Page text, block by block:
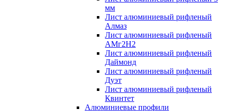
мм
Лист алюминиевый рифленый
Алмаз
Лист алюминиевый рифленый
АМг2Н2
Лист алюминиевый рифленый
Даймонд
Лист алюминиевый рифленый
Дуэт
Лист алюминиевый рифленый
Квинтет
Алюминиевые профили